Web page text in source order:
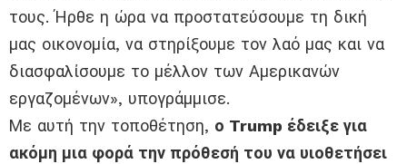
τους. Ήρθε η ώρα να προστατεύσουμε τη δική
μας οικονομία, να στηρίξουμε τον λαό μας και να
διασφαλίσουμε το μέλλον των Αμερικανών
εργαζομένων», υπογράμμισε.
Με αυτή την τοποθέτηση, ο Trump έδειξε για
ακόμη μια φορά την πρόθεσή του να υιοθετήσει